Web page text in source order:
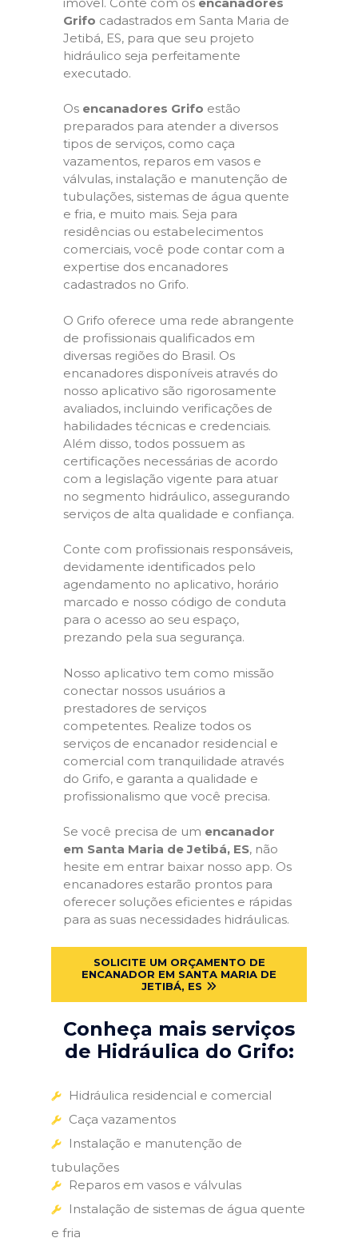
Grifo cadastrados em Santa Maria de
Jetibá, ES, para que seu projeto
hidráulico seja perfeitamente
executado.
Os encanadores Grifo estão
preparados para atender a diversos
tipos de serviços, como caça
vazamentos, reparos em vasos e
válvulas, instalação e manutenção de
tubulações, sistemas de água quente
e fria, e muito mais. Seja para
residências ou estabelecimentos
comerciais, você pode contar com a
expertise dos encanadores
cadastrados no Grifo.
O Grifo oferece uma rede abrangente
de profissionais qualificados em
diversas regiões do Brasil. Os
encanadores disponíveis através do
nosso aplicativo são rigorosamente
avaliados, incluindo verificações de
habilidades técnicas e credenciais.
Além disso, todos possuem as
certificações necessárias de acordo
com a legislação vigente para atuar
no segmento hidráulico, assegurando
serviços de alta qualidade e confiança.
Conte com profissionais responsáveis,
devidamente identificados pelo
agendamento no aplicativo, horário
marcado e nosso código de conduta
para o acesso ao seu espaço,
prezando pela sua segurança.
Nosso aplicativo tem como missão
conectar nossos usuários a
prestadores de serviços
competentes. Realize todos os
serviços de encanador residencial e
comercial com tranquilidade através
do Grifo, e garanta a qualidade e
profissionalismo que você precisa.
Se você precisa de um encanador
em Santa Maria de Jetibá, ES, não
hesite em entrar baixar nosso app. Os
encanadores estarão prontos para
oferecer soluções eficientes e rápidas
para as suas necessidades hidráulicas.
SOLICITE UM ORÇAMENTO DE
ENCANADOR EM SANTA MARIA DE
JETIBÁ, ES
Conheça mais serviços
de Hidráulica do Grifo:
Hidráulica residencial e comercial
Caça vazamentos
Instalação e manutenção de
tubulações
Reparos em vasos e válvulas
Instalação de sistemas de água quente
e fria